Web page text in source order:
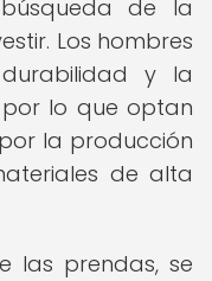
de la
Los hombres
y la
lo que optan
la producción
de alta
las prendas, se